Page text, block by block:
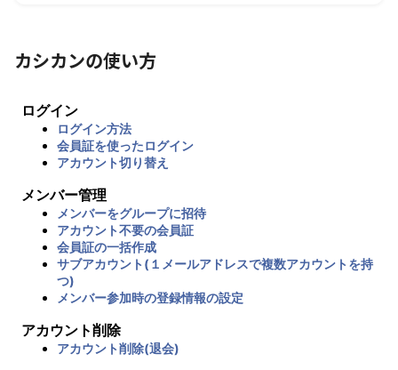
カシカンの使い方
ログイン
ログイン方法
会員証を使ったログイン
アカウント切り替え
メンバー管理
メンバーをグループに招待
アカウント不要の会員証
会員証の一括作成
サブアカウント(１メールアドレスで複数アカウントを持
つ)
メンバー参加時の登録情報の設定
アカウント削除
アカウント削除(退会)